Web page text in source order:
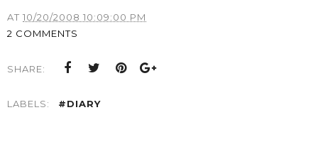
AT 10/20/2008 10:09:00 PM
2 COMMENTS
SHARE:
LABELS: #DIARY